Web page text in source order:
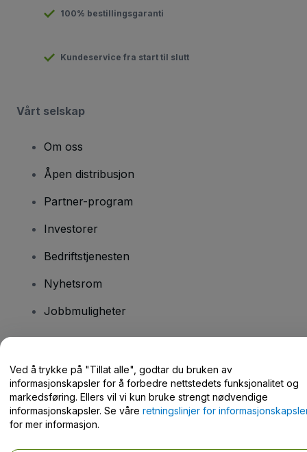
100% bestillingsgaranti
Kundeservice fra start til slutt
Vårt selskap
Om oss
Åpen distribusjon
Partner-program
Investorer
Bedriftstjenesten
Nyhetsrom
Jobbmuligheter
Hjelpesenter / kontakt oss
Ved å trykke på "Tillat alle", godtar du bruken av
informasjonskapsler for å forbedre nettstedets funksjonalitet og
markedsføring. Ellers vil vi kun bruke strengt nødvendige
informasjonskapsler. Se våre retningslinjer for
for mer informasjon.